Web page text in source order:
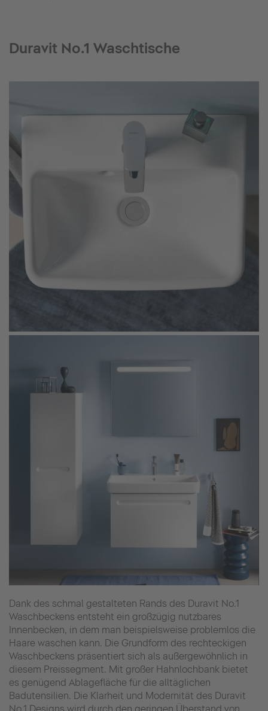
Duravit No.1 Waschtische
Dank des schmal gestalteten Rands des Duravit No.1
Waschbeckens entsteht ein großzügig nutzbares
Innenbecken, in dem man beispielsweise problemlos die
Haare waschen kann. Die Grundform des rechteckigen
Waschbeckens präsentiert sich als außergewöhnlich in
diesem Preissegment. Mit großer Hahnlochbank bietet
es genügend Ablagefläche für die alltäglichen
Badutensilien. Die Klarheit und Modernität des Duravit